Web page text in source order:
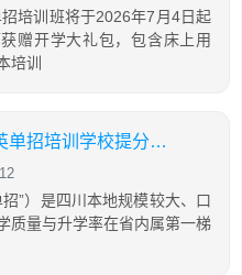
培训班将于2026年7月4日起
赠开学大礼包，包含床上用
培训
低分逆袭公办！成都锦城菁英单招培训学校提分攻略
”）是四川本地规模较大、口
质量与升学率在省内属第一梯